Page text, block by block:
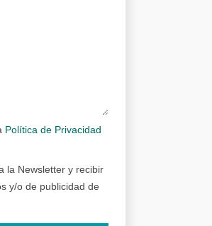
Política de Privacidad
la Newsletter y recibir
y/o de publicidad de